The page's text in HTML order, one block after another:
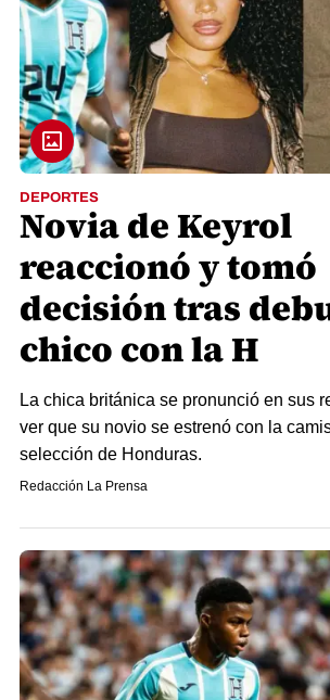
DEPORTES
Novia de Keyrol
reaccionó y tomó
decisión tras
chico con la H
La chica británica se pronunció en sus
ver que su novio se estrenó con la
selección de Honduras.
Redacción La Prensa